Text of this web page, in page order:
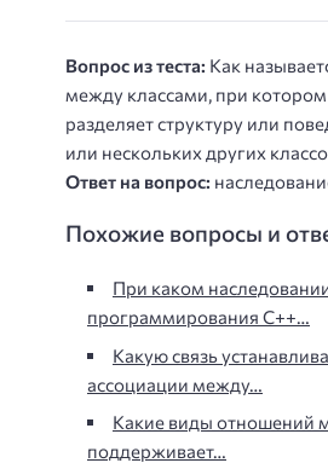
Вопрос из теста: Как
между классами, при котором
разделяет структуру или
или нескольких других
Ответ на вопрос:
Похожие вопросы и
При каком
программирования С++…
Какую связь
ассоциации между…
Какие виды отношений
поддерживает…